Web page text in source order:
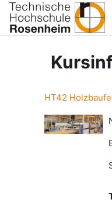
Zum Hauptinhalt
HT42